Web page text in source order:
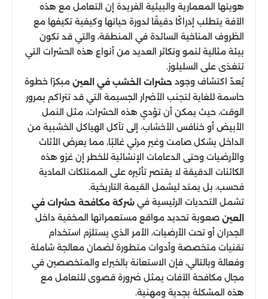
هويتها المعمارية والبيئية الفريدة إن التعامل مع هذه
الآفة يتطلب إدراكًا دقيقًا لدورة حياتها وكيفية تكيفها مع
الظروف المناخية السائدة في المنطقة، والتي قد تكون
بيئة مثالية لنمو وتكاثر العديد من أنواع هذه الحشرات التي
تتغذى على السليلوز.
يُعدّ اكتشاف وجود حشرات الخشب في العين مبكرًا خطوة
حاسمة للغاية لتجنب الأضرار الجسيمة التي قد تتراكم بمرور
الوقت، حيث يمكن أن تؤدي هذه الحشرات، مثل النمل
الأبيض أو خنافس الأخشاب، إلى تآكل الهياكل الخشبية من
الداخل بشكل صامت وغير مرئي غالبًا، مما يعرض الأثاث
والأرضيات وحتى الدعامات الإنشائية للخطر إن غزو هذه
الكائنات الدقيقة لا يقتصر تأثيره على الممتلكات المادية
فحسب، بل يمتد ليشمل القيمة التاريخية.
تشمل التحديات الرئيسية في شركة مكافحة حشرات في
العين صعوبة تحديد مواقع مستعمراتها المخفية داخل
الجدران أو تحت الأرضيات، الأمر الذي يستلزم استخدام
تقنيات متخصصة وأدوات متطورة لضمان معالجة شاملة
وفعالة وبالتالي، فإن الاستعانة بالخبراء والمتخصصين في
مجال مكافحة الآفات يمثل ضرورة قصوى للتعامل مع
هذه المشكلة بجدية ومهنية.